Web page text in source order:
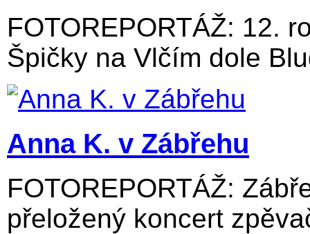
FOTOREPORTÁŽ: 12.
Špičky na Vlčím dole
Anna K. v Zábřehu
FOTOREPORTÁŽ:
přeložený koncert